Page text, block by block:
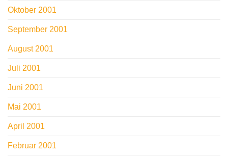
Oktober 2001
September 2001
August 2001
Juli 2001
Juni 2001
Mai 2001
April 2001
Februar 2001